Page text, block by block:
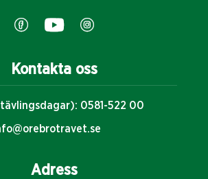
Kontakta oss
0581-522 00
Adress